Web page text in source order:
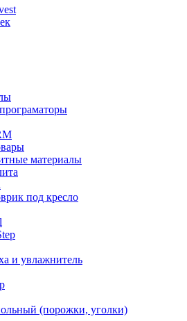
материалы
под кресло
и увлажнитель
(порожки, уголки)